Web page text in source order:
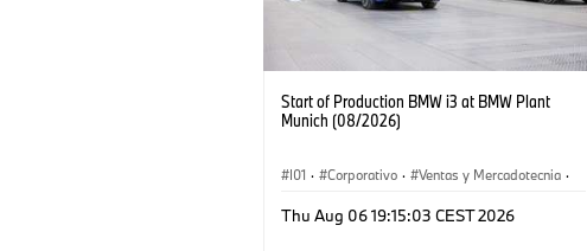
Start of Production BMW i3 at BMW Plant
Munich (08/2026)
I01 · Corporativo · Ventas y Mercadotecnia ·
Thu Aug 06 19:15:03 CEST 2026